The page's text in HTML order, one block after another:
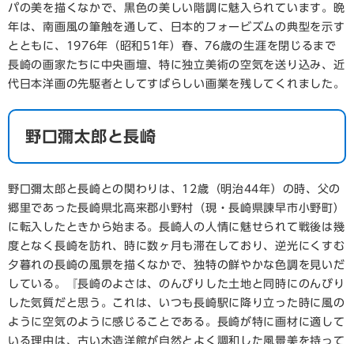
パの美を描くなかで、黒色の美しい階調に魅入られています。晩
年は、南画風の筆触を通して、日本的フォービズムの典型を示す
とともに、1976年（昭和51年）春、76歳の生涯を閉じるまで
長崎の画家たちに中央画壇、特に独立美術の空気を送り込み、近
代日本洋画の先駆者としてすばらしい画業を残してくれました。
野口彌太郎と長崎
野口彌太郎と長崎との関わりは、12歳（明治44年）の時、父の
郷里であった長崎県北高来郡小野村（現・長崎県諫早市小野町）
に転入したときから始まる。長崎人の人情に魅せられて戦後は幾
度となく長崎を訪れ、時に数ヶ月も滞在しており、逆光にくすむ
夕暮れの長崎の風景を描くなかで、独特の鮮やかな色調を見いだ
している。『長崎のよさは、のんびりした土地と同時にのんびり
した気質だと思う。これは、いつも長崎駅に降り立った時に風の
ように空気のように感じることである。長崎が特に画材に適して
いる理由は、古い木造洋館が自然とよく調和した風景美を持って